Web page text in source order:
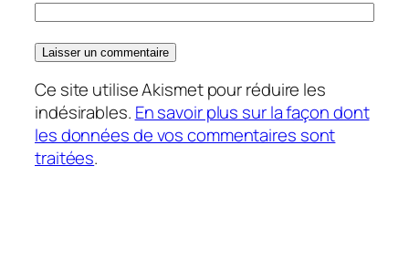
Ce site utilise Akismet pour réduire les
indésirables. En savoir plus sur la façon dont
les données de vos commentaires sont
traitées.